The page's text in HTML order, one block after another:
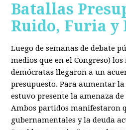
Batallas
Ruido, Furia y
Luego de semanas de debate
medios que en el Congreso)
demócratas llegaron a un
presupuesto. Para aumentar
estuvo presente la amenaza
Ambos partidos manifestaron
gubernamentales y la deuda